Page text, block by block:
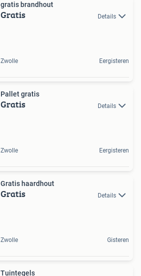
gratis brandhout
Gratis Details
Zwolle Eergisteren
Pallet gratis
Gratis Details
Zwolle Eergisteren
Gratis haardhout
Gratis Details
Zwolle Gisteren
Tuintegels